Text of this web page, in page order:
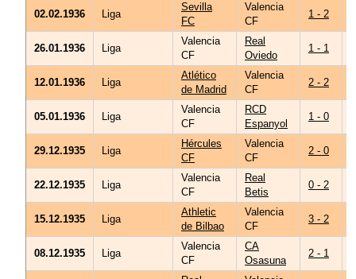
02.02.1936 Liga
Sevilla
FC
Valencia
CF
1 - 2
26.01.1936 Liga
Valencia
CF
Real
Oviedo
1 - 1
12.01.1936 Liga
Atlético
de Madrid
Valencia
CF
2 - 2
05.01.1936 Liga
Valencia
CF
RCD
Espanyol
1 - 0
29.12.1935 Liga
Hércules
CF
Valencia
CF
2 - 0
22.12.1935 Liga
Valencia
CF
Real
Betis
0 - 2
15.12.1935 Liga
Athletic
de Bilbao
Valencia
CF
3 - 2
08.12.1935 Liga
Valencia
CF
CA
Osasuna
2 - 1